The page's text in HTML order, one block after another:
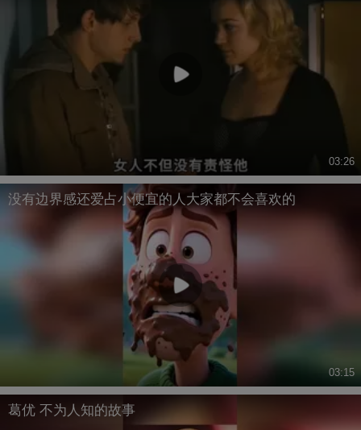
03:26
没有边界感还爱占小便宜的人大家都不会喜欢的
03:15
葛优 不为人知的故事